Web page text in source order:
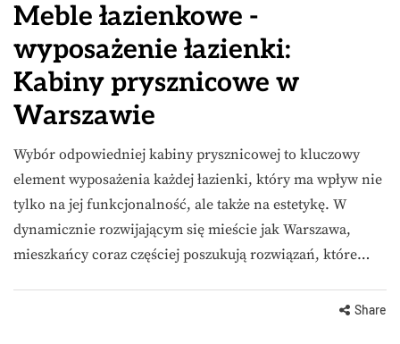
Meble łazienkowe -
wyposażenie łazienki:
Kabiny prysznicowe w
Warszawie
Wybór odpowiedniej kabiny prysznicowej to kluczowy
element wyposażenia każdej łazienki, który ma wpływ nie
tylko na jej funkcjonalność, ale także na estetykę. W
dynamicznie rozwijającym się mieście jak Warszawa,
mieszkańcy coraz częściej poszukują rozwiązań, które…
Share